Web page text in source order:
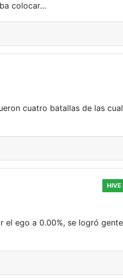
colocar…
cuatro batallas de las
HIVE
el ego a 0.00%, se logró